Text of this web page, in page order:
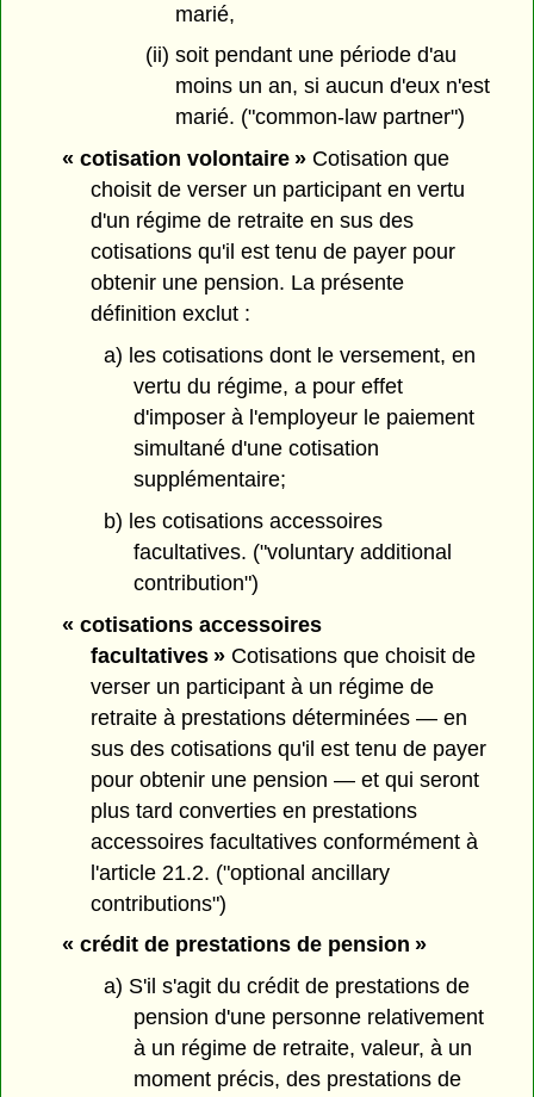
marié,
(ii) soit pendant une période d'au
moins un an, si aucun d'eux n'est
marié. ("common-law partner")
« cotisation volontaire »Cotisation que
choisit de verser un participant en vertu
d'un régime de retraite en sus des
cotisations qu'il est tenu de payer pour
obtenir une pension. La présente
définition exclut :
a) les cotisations dont le versement, en
vertu du régime, a pour effet
d'imposer à l'employeur le paiement
simultané d'une cotisation
supplémentaire;
b) les cotisations accessoires
facultatives. ("voluntary additional
contribution")
« cotisations accessoires
facultatives » Cotisations que choisit de
verser un participant à un régime de
retraite à prestations déterminées — en
sus des cotisations qu'il est tenu de payer
pour obtenir une pension — et qui seront
plus tard converties en prestations
accessoires facultatives conformément à
l'article 21.2. ("optional ancillary
contributions")
« crédit de prestations de pension »
a) S'il s'agit du crédit de prestations de
pension d'une personne relativement
à un régime de retraite, valeur, à un
moment précis, des prestations de